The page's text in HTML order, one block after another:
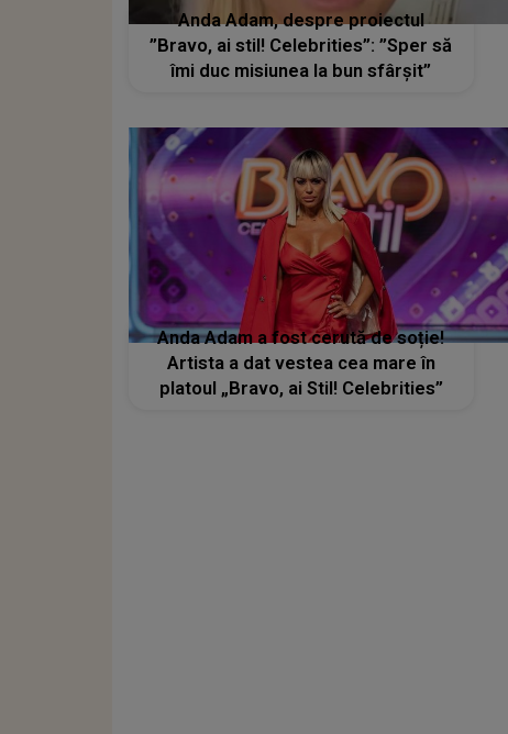
Anda Adam, despre proiectul
”Bravo, ai stil! Celebrities”: ”Sper să
îmi duc misiunea la bun sfârșit”
Anda Adam a fost cerută de soție!
Artista a dat vestea cea mare în
platoul „Bravo, ai Stil! Celebrities”